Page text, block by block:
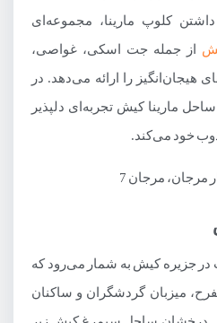
کلوپ مارینا، مجموعه‌ای
از جمله جت اسکی، غواصی،
هیجان‌انگیز را ارائه می‌دهد. در
مارینا کیش تجربه‌ای دلپذیر
خود می‌کند.
مرجان، مرجان 7
جزیره کیش به شمار می‌رود که
میزبان گردشگران و ساکنان